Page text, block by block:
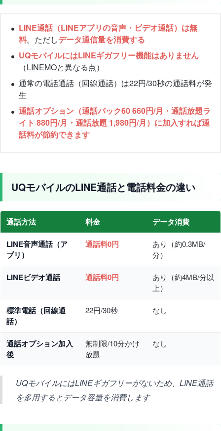
LINE通話（LINEアプリの音声・ビデオ通話）は無
料。ただしデータ通信量を消費する
UQモバイルにはLINEギガフリー機能はありません
（LINEMOと異なる点）
通常の電話通話（回線通話）は22円/30秒の通話料が発
生
通話オプション（通話パック60 660円/月・通話放題ラ
イト 880円/月・通話放題 1,980円/月）に加入すれば通
話料が節約できます
UQモバイルのLINE通話と電話料金の違い
通話方法 料金 データ消費
LINE音声通話（ア
プリ）
通話料0円
あり（約0.3MB/
分）
LINEビデオ通話 通話料0円
あり（約4MB/分以
上）
標準電話（回線通
話）
22円/30秒 なし
通話オプション加入
後
無制限/10分かけ
放題
なし
UQモバイルにはLINEギガフリーがないため、LINE通話
を多用するとデータ容量を消費します